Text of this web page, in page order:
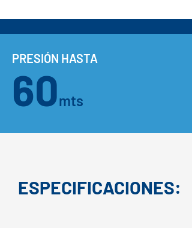
PRESIÓN HASTA
60mts
ESPECIFICACIONES: